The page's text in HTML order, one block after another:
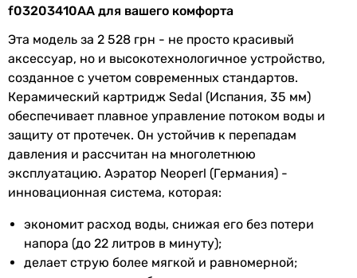
Глубина 189 мм
Гарантия
Гарантия 60 мес.
Увидели ошибку в описании или характеристиках?
Сообщите нам об этом!
Сообщить об ошибке
Характеристики, комплектация и фотографии Imprese Kucera
изменяться производителем без уведомления. Магазин не
несет ответственности за изменения, внесенные
производителем.
f03203410AA для вашего комфорта
Эта модель за 2 528 грн - не просто красивый
аксессуар, но и высокотехнологичное устройство,
созданное с учетом современных стандартов.
Керамический картридж Sedal (Испания, 35 мм)
обеспечивает плавное управление потоком воды и
защиту от протечек. Он устойчив к перепадам
давления и рассчитан на многолетнюю
эксплуатацию. Аэратор Neoperl (Германия) -
инновационная система, которая:
экономит расход воды, снижая его без потери
напора (до 22 литров в минуту);
делает струю более мягкой и равномерной;